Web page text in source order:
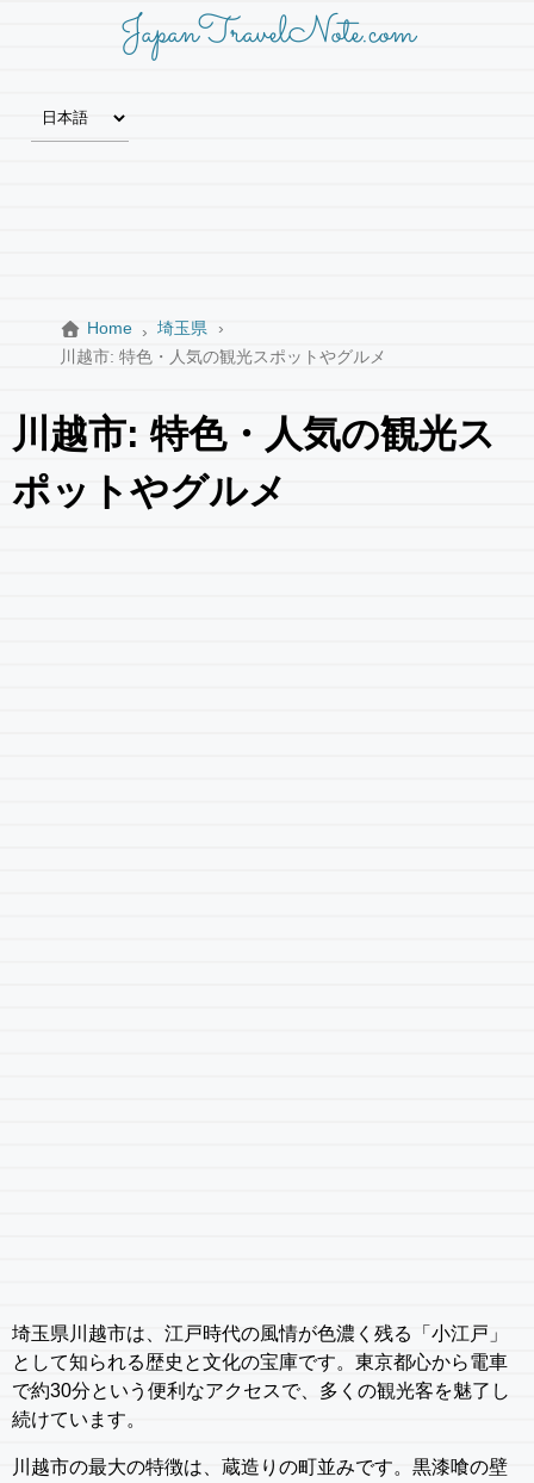
JapanTravelNote.com
Home
埼玉県
川越市: 特色・人気の観光スポットやグルメ
川越市: 特色・人気の観光ス
ポットやグルメ
埼玉県川越市は、江戸時代の風情が色濃く残る「小江戸」
として知られる歴史と文化の宝庫です。東京都心から電車
で約30分という便利なアクセスで、多くの観光客を魅了し
続けています。
川越市の最大の特徴は、蔵造りの町並みです。黒漆喰の壁